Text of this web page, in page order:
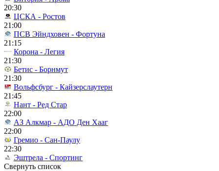
20:30
ЦСКА - Ростов
21:00
ПСВ Эйндховен - Фортуна
21:15
Корона - Легия
21:30
Бетис - Борнмут
21:30
Вольфсбург - Кайзерслаутерн
21:45
Нант - Ред Стар
22:00
АЗ Алкмар - АДО Ден Хааг
22:00
Гремио - Сан-Паулу
22:30
Эштрела - Спортинг
Свернуть список